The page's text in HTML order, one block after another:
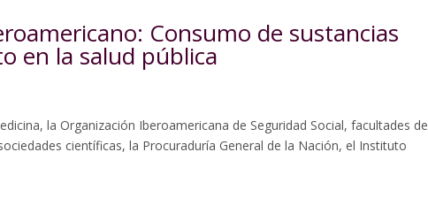
Consumo de sustancias
en la salud pública
la Organización Iberoamericana de Seguridad Social, facultades de
científicas, la Procuraduría General de la Nación, el Instituto